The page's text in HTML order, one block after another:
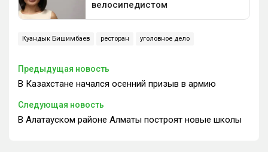
Куандык Бишимбаев ресторан уголовное дело
Предыдущая новость
В Казахстане начался осенний призыв в армию
Следующая новость
В Алатауском районе Алматы построят новые школы